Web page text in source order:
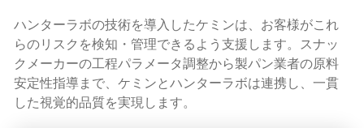
ハンターラボの技術を導入したケミンは、お客様がこれ
らのリスクを検知・管理できるよう支援します。スナッ
クメーカーの工程パラメータ調整から製パン業者の原料
安定性指導まで、ケミンとハンターラボは連携し、一貫
した視覚的品質を実現します。